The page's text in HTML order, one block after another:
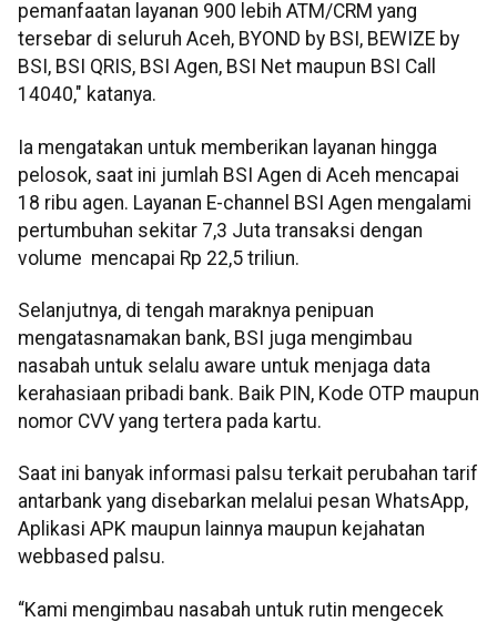
pemanfaatan layanan 900 lebih ATM/CRM yang
tersebar di seluruh Aceh, BYOND by BSI, BEWIZE by
BSI, BSI QRIS, BSI Agen, BSI Net maupun BSI Call
14040," katanya.
Ia mengatakan untuk memberikan layanan hingga
pelosok, saat ini jumlah BSI Agen di Aceh mencapai
18 ribu agen. Layanan E-channel BSI Agen mengalami
pertumbuhan sekitar 7,3 Juta transaksi dengan
volume mencapai Rp 22,5 triliun.
Selanjutnya, di tengah maraknya penipuan
mengatasnamakan bank, BSI juga mengimbau
nasabah untuk selalu aware untuk menjaga data
kerahasiaan pribadi bank. Baik PIN, Kode OTP maupun
nomor CVV yang tertera pada kartu.
Saat ini banyak informasi palsu terkait perubahan tarif
antarbank yang disebarkan melalui pesan WhatsApp,
Aplikasi APK maupun lainnya maupun kejahatan
webbased palsu.
“Kami mengimbau nasabah untuk rutin mengecek